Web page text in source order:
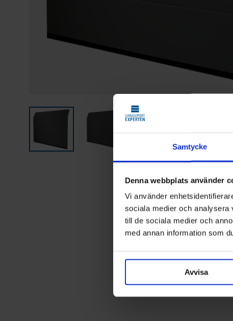
Samtycke
Denna webbplats använder
Vi använder
sociala medier och analysera
till de sociala medier och
med annan information som
Avvisa